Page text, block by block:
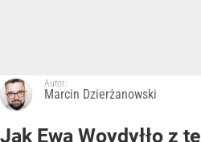
Autor:
Marcin Dzierżanowski
Jak Ewa Woydyłło z